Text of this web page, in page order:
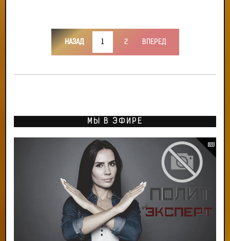
НАЗАД 1 2 ВПЕРЕД
МЫ В ЭФИРЕ